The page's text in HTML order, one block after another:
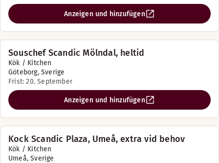
Anzeigen und hinzufügen
Souschef Scandic Mölndal, heltid
Kök / Kitchen
Göteborg, Sverige
Frist: 20. September
Anzeigen und hinzufügen
Kock Scandic Plaza, Umeå, extra vid behov
Kök / Kitchen
Umeå, Sverige